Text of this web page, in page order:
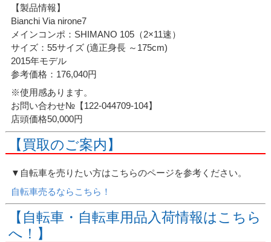
【製品情報】
Bianchi Via nirone7
メインコンポ：SHIMANO 105（2×11速）
サイズ：55サイズ (適正身長 ～175cm)
2015年モデル
参考価格：176,040円
※使用感あります。
お問い合わせ№【122-044709-104】
店頭価格50,000円
【買取のご案内】
▼自転車を売りたい方はこちらのページを参考ください。
自転車売るならこちら！
【自転車・自転車用品入荷情報はこちら
へ！】